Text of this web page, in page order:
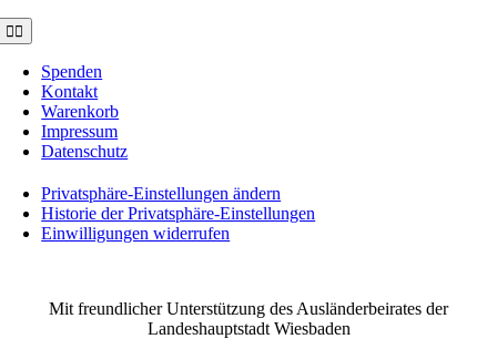
Toggle
Navigation
Spenden
Kontakt
Warenkorb
Impressum
Datenschutz
Privatsphäre-Einstellungen ändern
Historie der Privatsphäre-Einstellungen
Einwilligungen widerrufen
Mit freundlicher Unterstützung des Ausländerbeirates der
Landeshauptstadt Wiesbaden